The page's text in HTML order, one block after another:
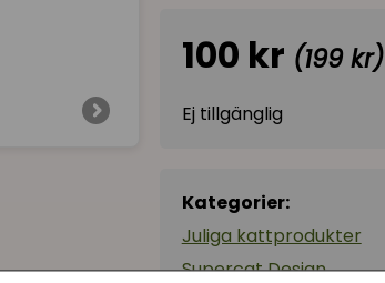
100 kr (199 kr)
Ej tillgänglig
Kategorier:
Juliga kattprodukter
Supercat Design